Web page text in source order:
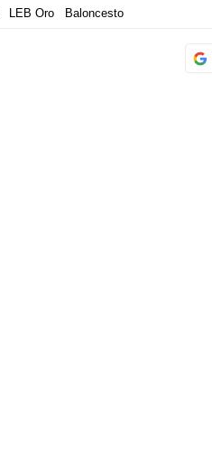
LEB Oro Baloncesto